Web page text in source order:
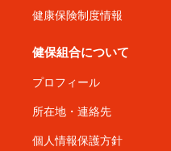
健康保険制度情報
健保組合について
プロフィール
所在地・連絡先
個人情報保護方針